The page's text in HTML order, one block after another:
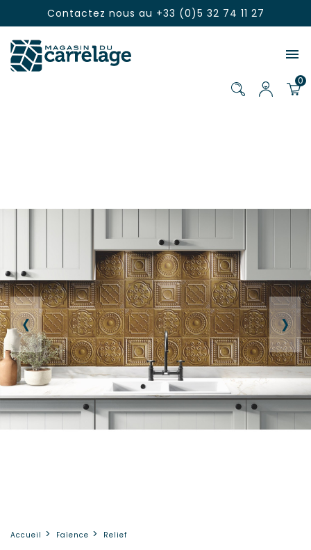
Contactez nous au +33 (0)5 32 74 11 27

0
‹ ›
Accueil Faïence Relief